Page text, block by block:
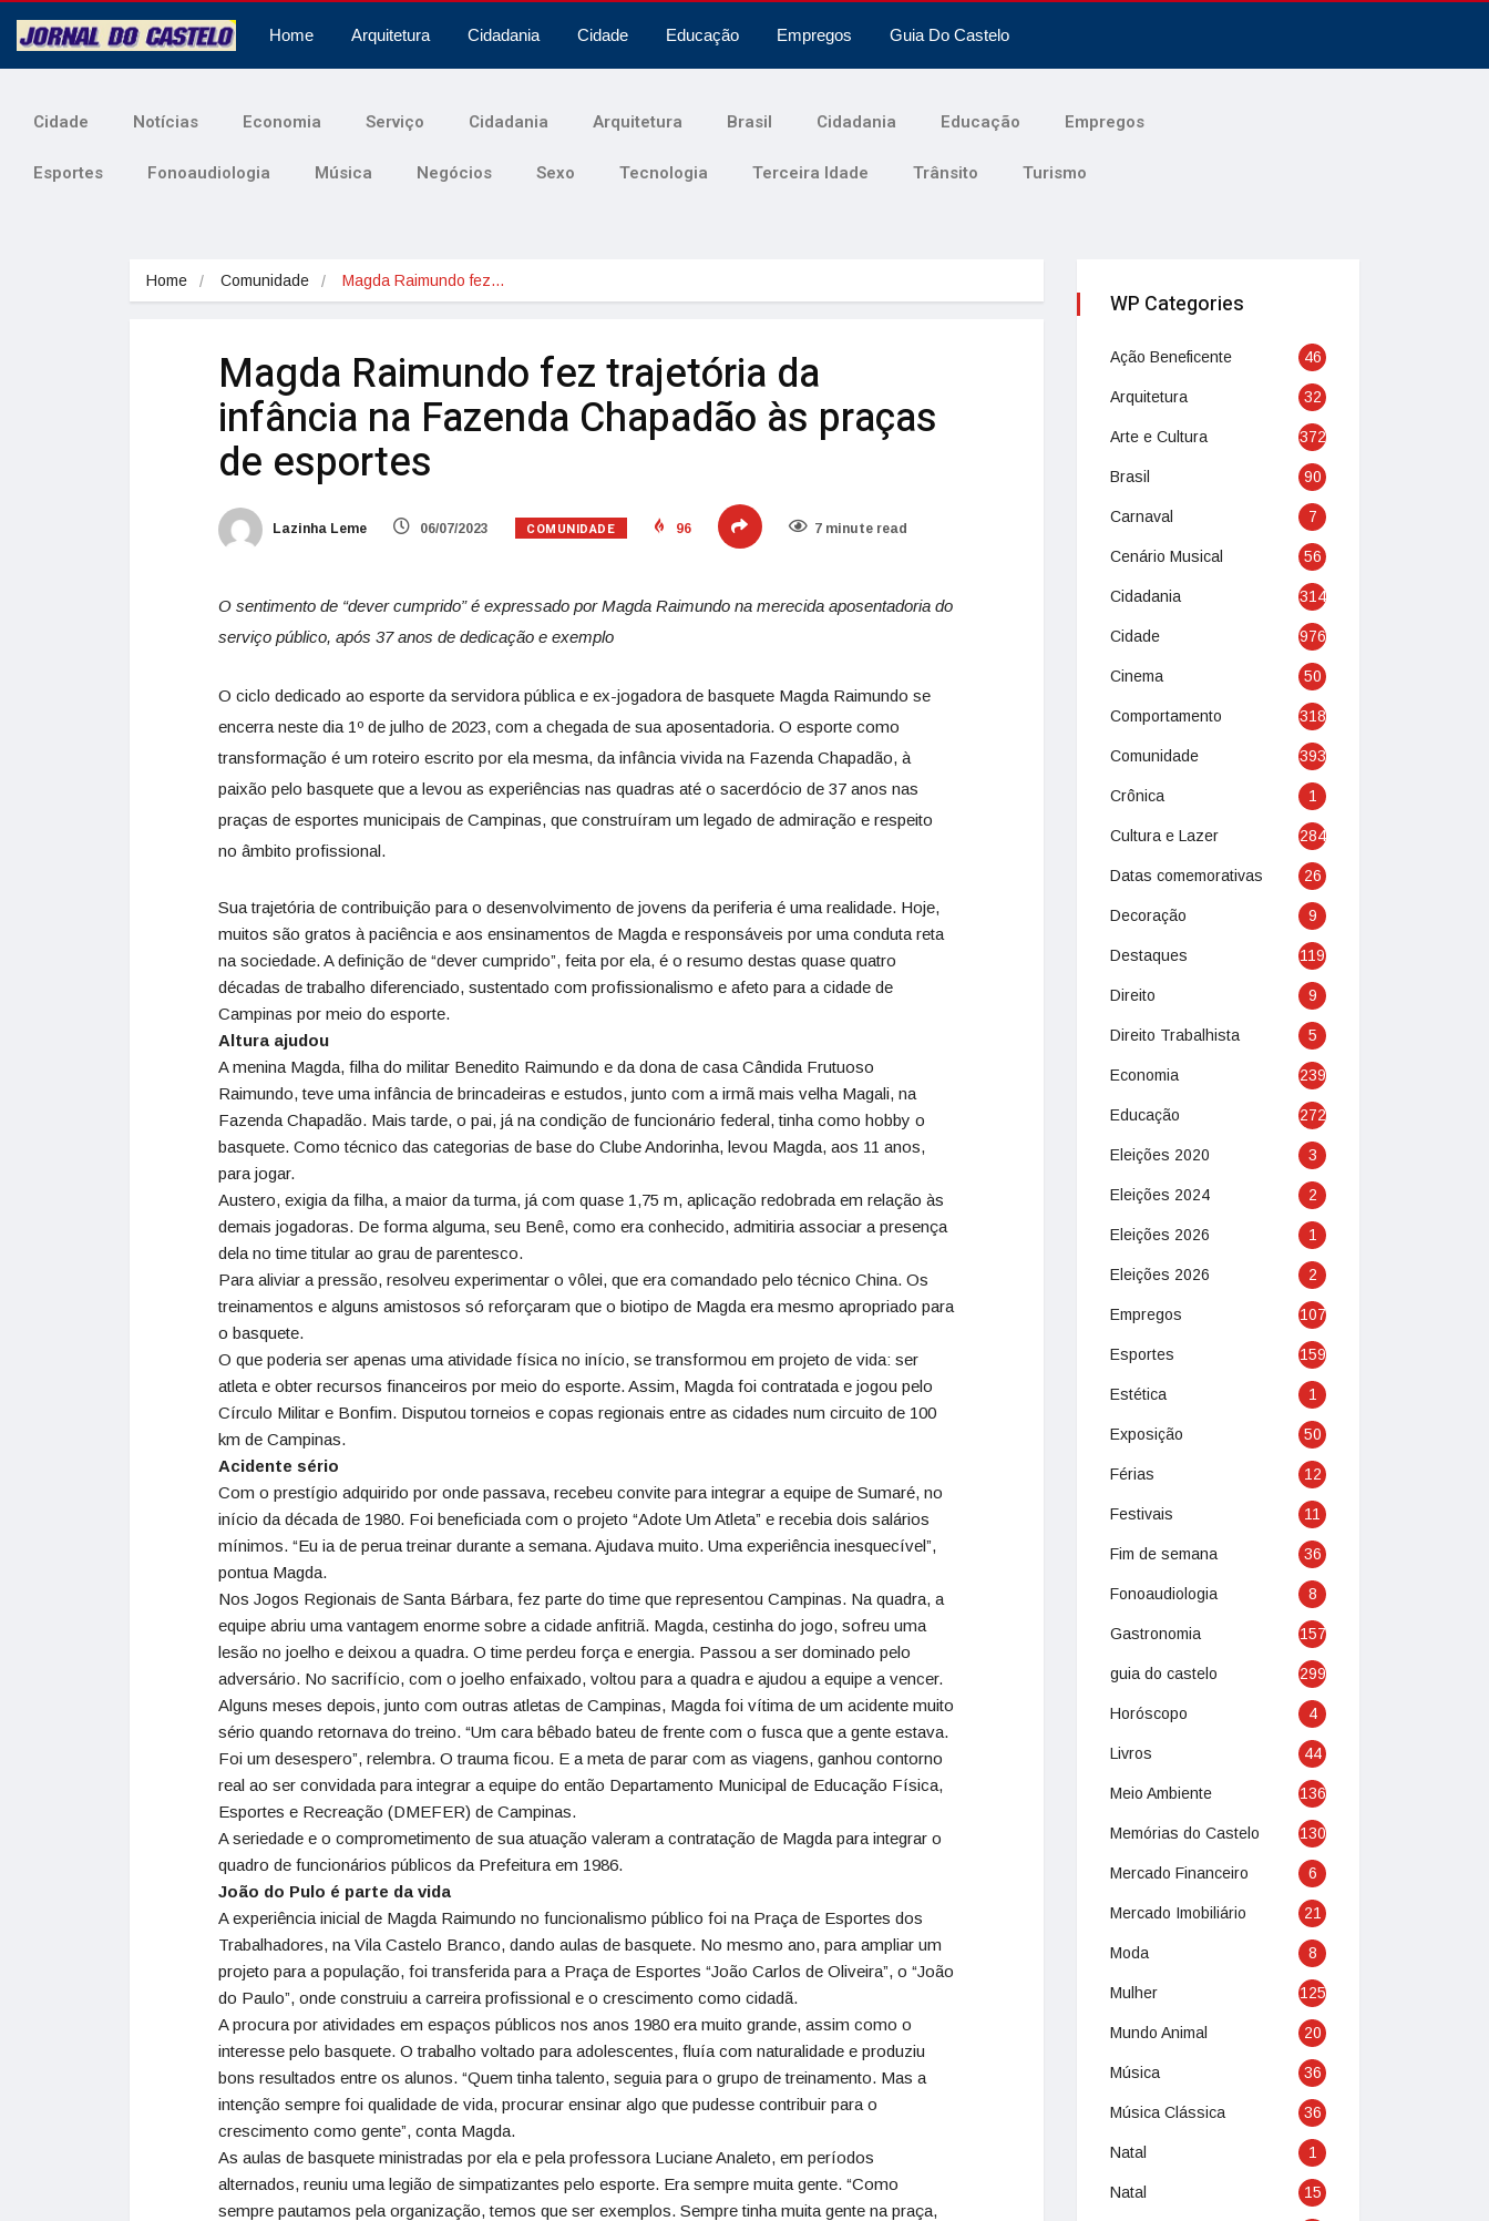
Home Arquitetura Cidadania Cidade Educação Empregos Guia Do Castelo
Cidade Notícias Economia Serviço Cidadania Arquitetura Brasil Cidadania Educação Empregos
Esportes Fonoaudiologia Música Negócios Sexo Tecnologia Terceira Idade Trânsito Turismo
Home Comunidade Magda Raimundo fez…
Magda Raimundo fez trajetória da
infância na Fazenda Chapadão às praças
de esportes
Lazinha Leme 06/07/2023 COMUNIDADE 96 7 minute read
O sentimento de “dever cumprido” é expressado por Magda Raimundo na merecida aposentadoria do
serviço público, após 37 anos de dedicação e exemplo
O ciclo dedicado ao esporte da servidora pública e ex-jogadora de basquete Magda Raimundo se
encerra neste dia 1º de julho de 2023, com a chegada de sua aposentadoria. O esporte como
transformação é um roteiro escrito por ela mesma, da infância vivida na Fazenda Chapadão, à
paixão pelo basquete que a levou as experiências nas quadras até o sacerdócio de 37 anos nas
praças de esportes municipais de Campinas, que construíram um legado de admiração e respeito
no âmbito profissional.
Sua trajetória de contribuição para o desenvolvimento de jovens da periferia é uma realidade. Hoje,
muitos são gratos à paciência e aos ensinamentos de Magda e responsáveis por uma conduta reta
na sociedade. A definição de “dever cumprido”, feita por ela, é o resumo destas quase quatro
décadas de trabalho diferenciado, sustentado com profissionalismo e afeto para a cidade de
Campinas por meio do esporte.
Altura ajudou
A menina Magda, filha do militar Benedito Raimundo e da dona de casa Cândida Frutuoso
Raimundo, teve uma infância de brincadeiras e estudos, junto com a irmã mais velha Magali, na
Fazenda Chapadão. Mais tarde, o pai, já na condição de funcionário federal, tinha como hobby o
basquete. Como técnico das categorias de base do Clube Andorinha, levou Magda, aos 11 anos,
para jogar.
Austero, exigia da filha, a maior da turma, já com quase 1,75 m, aplicação redobrada em relação às
demais jogadoras. De forma alguma, seu Benê, como era conhecido, admitiria associar a presença
dela no time titular ao grau de parentesco.
Para aliviar a pressão, resolveu experimentar o vôlei, que era comandado pelo técnico China. Os
treinamentos e alguns amistosos só reforçaram que o biotipo de Magda era mesmo apropriado para
o basquete.
O que poderia ser apenas uma atividade física no início, se transformou em projeto de vida: ser
atleta e obter recursos financeiros por meio do esporte. Assim, Magda foi contratada e jogou pelo
Círculo Militar e Bonfim. Disputou torneios e copas regionais entre as cidades num circuito de 100
km de Campinas.
Acidente sério
Com o prestígio adquirido por onde passava, recebeu convite para integrar a equipe de Sumaré, no
início da década de 1980. Foi beneficiada com o projeto “Adote Um Atleta” e recebia dois salários
mínimos. “Eu ia de perua treinar durante a semana. Ajudava muito. Uma experiência inesquecível”,
pontua Magda.
Nos Jogos Regionais de Santa Bárbara, fez parte do time que representou Campinas. Na quadra, a
equipe abriu uma vantagem enorme sobre a cidade anfitriã. Magda, cestinha do jogo, sofreu uma
lesão no joelho e deixou a quadra. O time perdeu força e energia. Passou a ser dominado pelo
adversário. No sacrifício, com o joelho enfaixado, voltou para a quadra e ajudou a equipe a vencer.
Alguns meses depois, junto com outras atletas de Campinas, Magda foi vítima de um acidente muito
sério quando retornava do treino. “Um cara bêbado bateu de frente com o fusca que a gente estava.
Foi um desespero”, relembra. O trauma ficou. E a meta de parar com as viagens, ganhou contorno
real ao ser convidada para integrar a equipe do então Departamento Municipal de Educação Física,
Esportes e Recreação (DMEFER) de Campinas.
A seriedade e o comprometimento de sua atuação valeram a contratação de Magda para integrar o
quadro de funcionários públicos da Prefeitura em 1986.
João do Pulo é parte da vida
A experiência inicial de Magda Raimundo no funcionalismo público foi na Praça de Esportes dos
Trabalhadores, na Vila Castelo Branco, dando aulas de basquete. No mesmo ano, para ampliar um
projeto para a população, foi transferida para a Praça de Esportes “João Carlos de Oliveira”, o “João
do Paulo”, onde construiu a carreira profissional e o crescimento como cidadã.
A procura por atividades em espaços públicos nos anos 1980 era muito grande, assim como o
interesse pelo basquete. O trabalho voltado para adolescentes, fluía com naturalidade e produziu
bons resultados entre os alunos. “Quem tinha talento, seguia para o grupo de treinamento. Mas a
intenção sempre foi qualidade de vida, procurar ensinar algo que pudesse contribuir para o
crescimento como gente”, conta Magda.
As aulas de basquete ministradas por ela e pela professora Luciane Analeto, em períodos
alternados, reuniu uma legião de simpatizantes pelo esporte. Era sempre muita gente. “Como
sempre pautamos pela organização, temos que ser exemplos. Sempre tinha muita gente na praça,
WP Categories
Ação Beneficente 46
Arquitetura 32
Arte e Cultura 372
Brasil 90
Carnaval 7
Cenário Musical 56
Cidadania 314
Cidade 976
Cinema 50
Comportamento 318
Comunidade 393
Crônica 1
Cultura e Lazer 284
Datas comemorativas 26
Decoração 9
Destaques 119
Direito 9
Direito Trabalhista 5
Economia 239
Educação 272
Eleições 2020 3
Eleições 2024 2
Eleições 2026 1
Eleições 2026 2
Empregos 107
Esportes 159
Estética 1
Exposição 50
Férias 12
Festivais 11
Fim de semana 36
Fonoaudiologia 8
Gastronomia 157
guia do castelo 299
Horóscopo 4
Livros 44
Meio Ambiente 136
Memórias do Castelo 130
Mercado Financeiro 6
Mercado Imobiliário 21
Moda 8
Mulher 125
Mundo Animal 20
Música 36
Música Clássica 36
Natal 1
Natal 15